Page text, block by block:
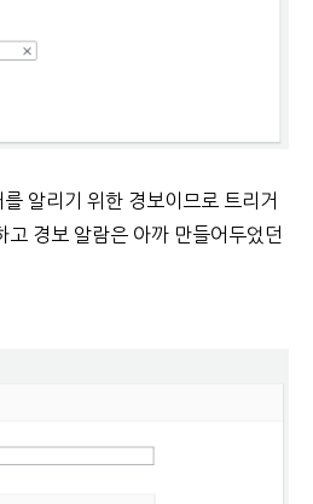
알리기 위한 경보이므로 트리거
고 경보 알람은 아까 만들어두었던